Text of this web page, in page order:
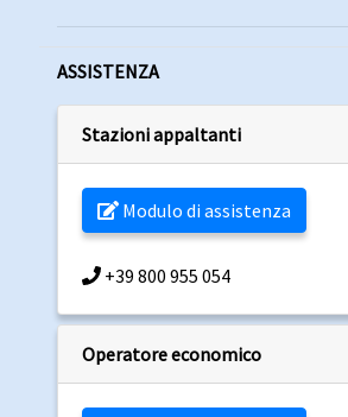
ASSISTENZA
Stazioni appaltanti
Modulo di assistenza
+39 800 955 054
Operatore economico